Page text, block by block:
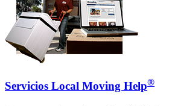
Servicios Local Moving Help®